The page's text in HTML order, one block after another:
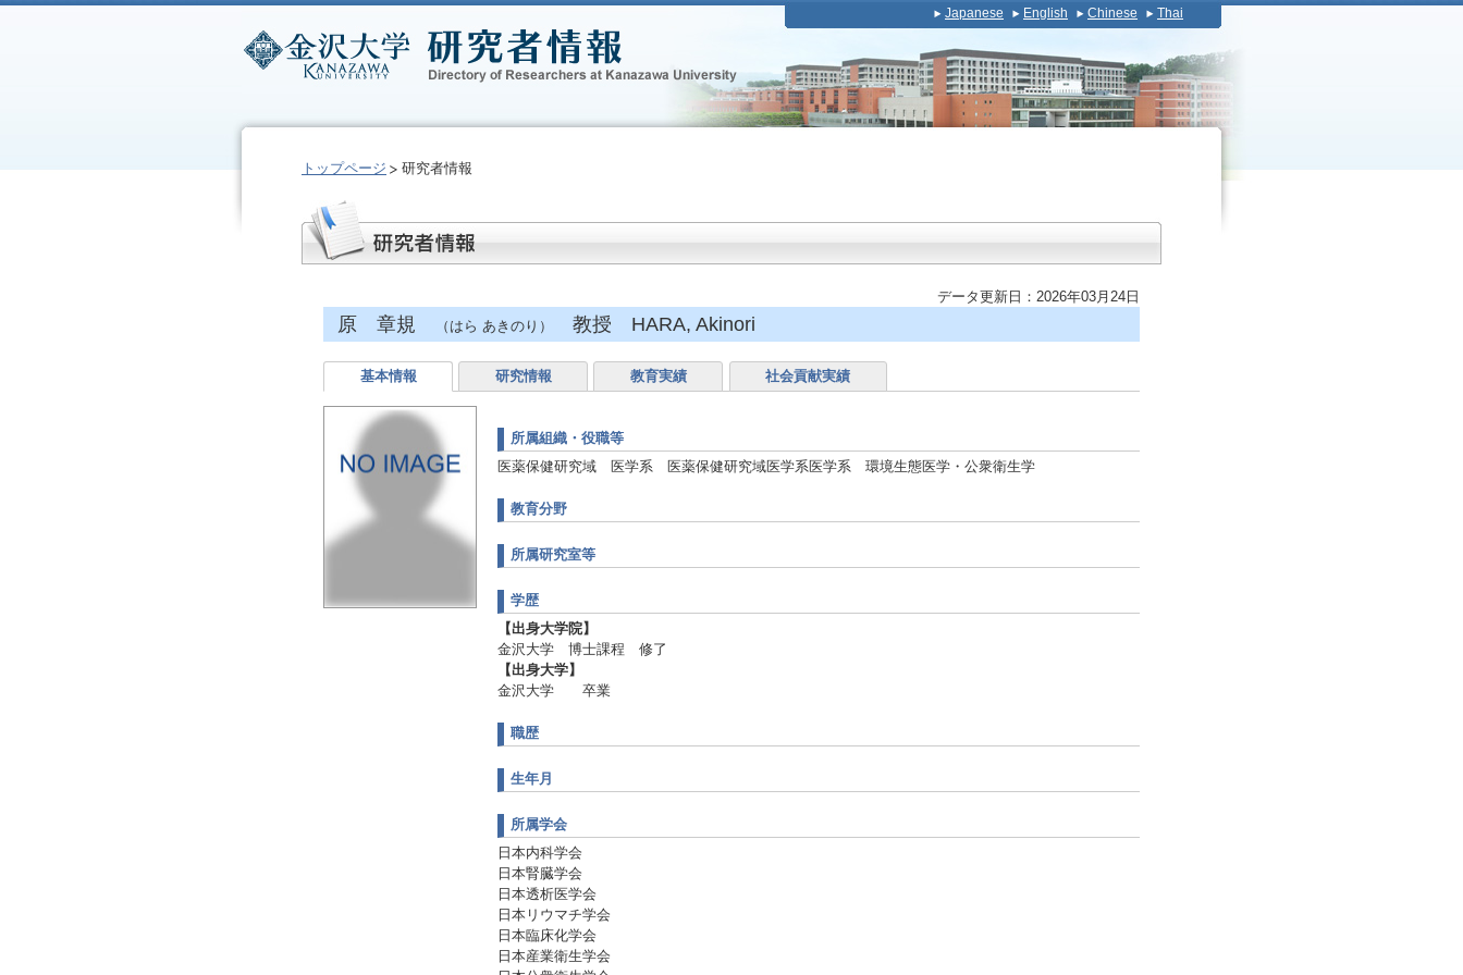
Japanese English Chinese Thai
トップページ 研究者情報
データ更新日：2026年03月24日
原 章規 （はら あきのり） 教授 HARA, Akinori
基本情報 研究情報 教育実績 社会貢献実績
所属組織・役職等
医薬保健研究域 医学系 医薬保健研究域医学系医学系 環境生態医学・公衆衛生学
教育分野
所属研究室等
学歴
【出身大学院】
金沢大学 博士課程 修了
【出身大学】
金沢大学 卒業
職歴
生年月
所属学会
日本内科学会
日本腎臓学会
日本透析医学会
日本リウマチ学会
日本臨床化学会
日本産業衛生学会